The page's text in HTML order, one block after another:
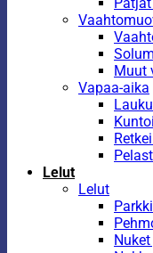
Muut
Vapaa-aika
Lelut
Lelut